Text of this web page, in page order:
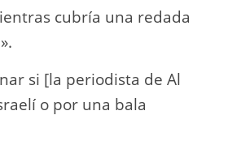
cubría una redada
si [la periodista de Al
o por una bala